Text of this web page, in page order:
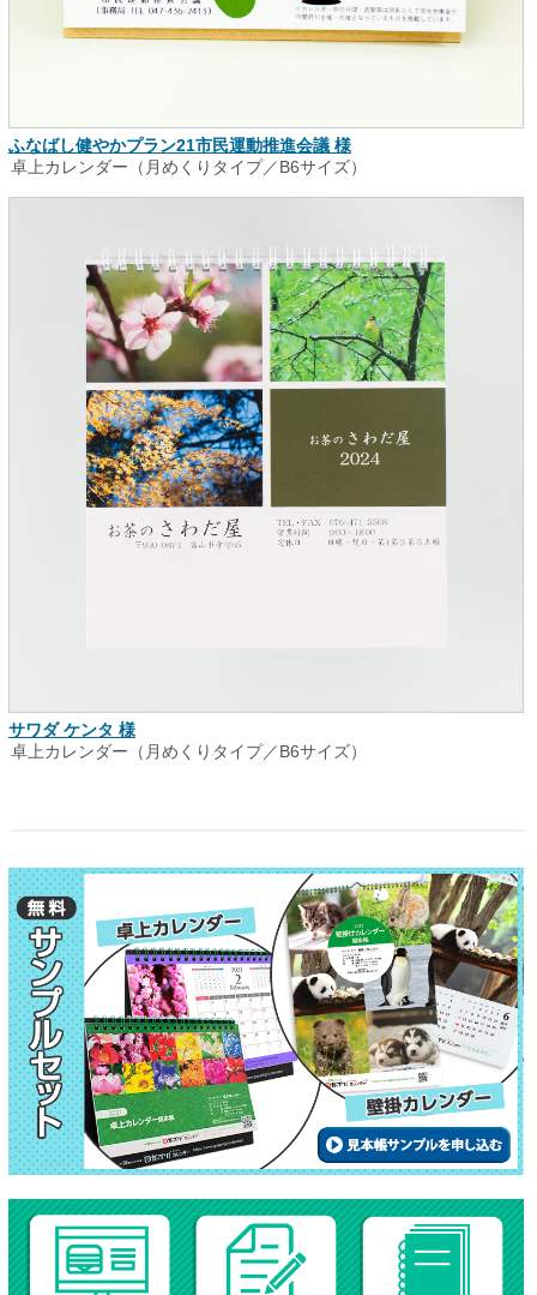
ふなばし健やかプラン21市民運動推進会議 様
卓上カレンダー（月めくりタイプ／B6サイズ）
サワダ ケンタ 様
卓上カレンダー（月めくりタイプ／B6サイズ）